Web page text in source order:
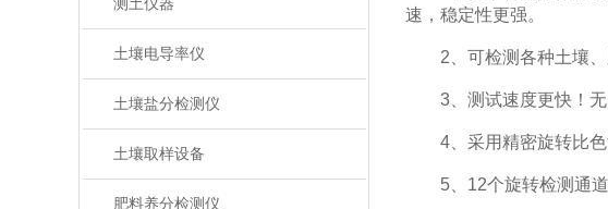
测土仪器
土壤电导率仪
土壤盐分检测仪
土壤取样设备
肥料养分检测仪
速，稳定性更强。
2、可检测各种土壤、
3、测试速度更快！无
4、采用精密旋转比色
5、12个旋转检测通道